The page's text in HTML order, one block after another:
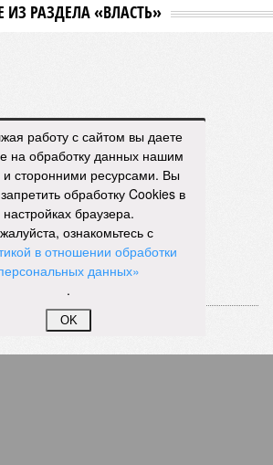
ИЗ РАЗДЕЛА «ВЛАСТЬ»
грозный
работу с сайтом вы даете
на обработку данных нашим
и сторонними ресурсами. Вы
обработку Cookies в
настройках браузера.
ознакомьтесь с
в отношении обработки
данных»
.
OK